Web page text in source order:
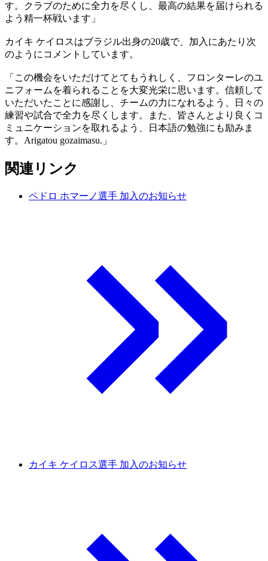
す。クラブのために全力を尽くし、最高の結果を届けられる
よう精一杯戦います」
カイキ ケイロスはブラジル出身の20歳で、加入にあたり次
のようにコメントしています。
「この機会をいただけてとてもうれしく、フロンターレのユ
ニフォームを着られることを大変光栄に思います。信頼して
いただいたことに感謝し、チームの力になれるよう、日々の
練習や試合で全力を尽くします。また、皆さんとより良くコ
ミュニケーションを取れるよう、日本語の勉強にも励みま
す。Arigatou gozaimasu.」
関連リンク
ペドロ ホマーノ選手 加入のお知らせ
カイキ ケイロス選手 加入のお知らせ